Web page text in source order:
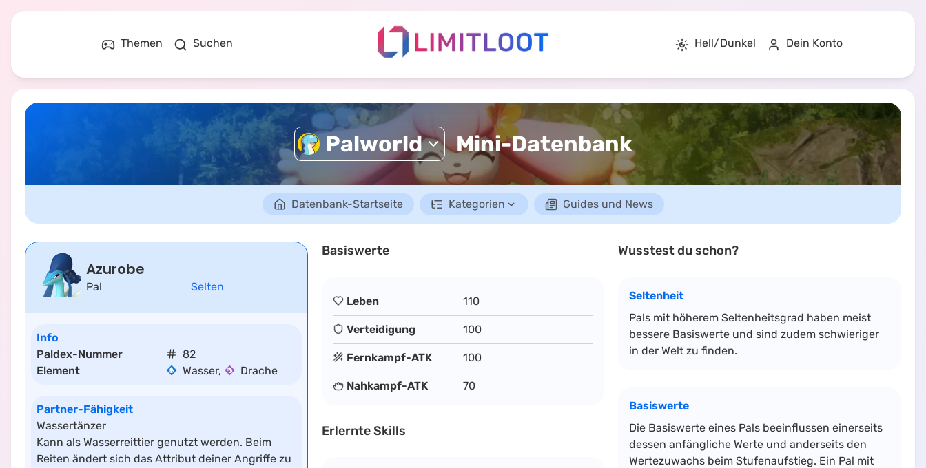
Themen Suchen Hell/Dunkel Dein Konto
Palworld Mini-Datenbank
Datenbank-Startseite Kategorien Guides und News
Azurobe
Pal Selten
Info
Paldex-Nummer
82
Element
Wasser, Drache
Partner-Fähigkeit
Wassertänzer
Kann als Wasserreittier genutzt werden. Beim
Reiten ändert sich das Attribut deiner Angriffe zu
Basiswerte
Leben 110
Verteidigung 100
Fernkampf-ATK 100
Nahkampf-ATK 70
Erlernte Skills
Wusstest du schon?
Seltenheit
Pals mit höherem Seltenheitsgrad haben meist
bessere Basiswerte und sind zudem schwieriger
in der Welt zu finden.
Basiswerte
Die Basiswerte eines Pals beeinflussen einerseits
dessen anfängliche Werte und anderseits den
Wertezuwachs beim Stufenaufstieg. Ein Pal mit